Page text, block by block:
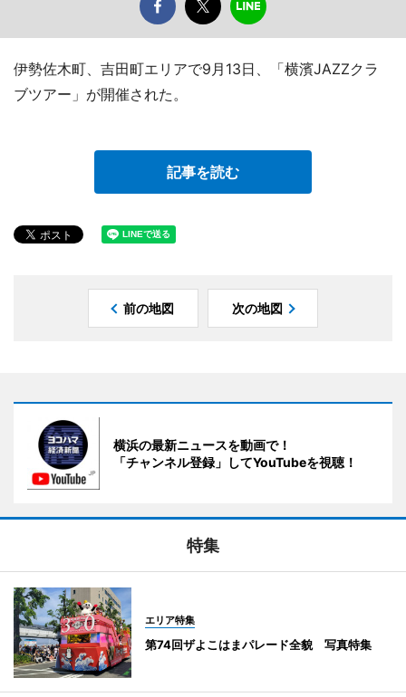
伊勢佐木町、吉田町エリアで9月13日、「横濱JAZZクラ
ブツアー」が開催された。
記事を読む
前の地図 次の地図
横浜の最新ニュースを動画で！
「チャンネル登録」してYouTubeを視聴！
特集
エリア特集
第74回ザよこはまパレード全貌 写真特集